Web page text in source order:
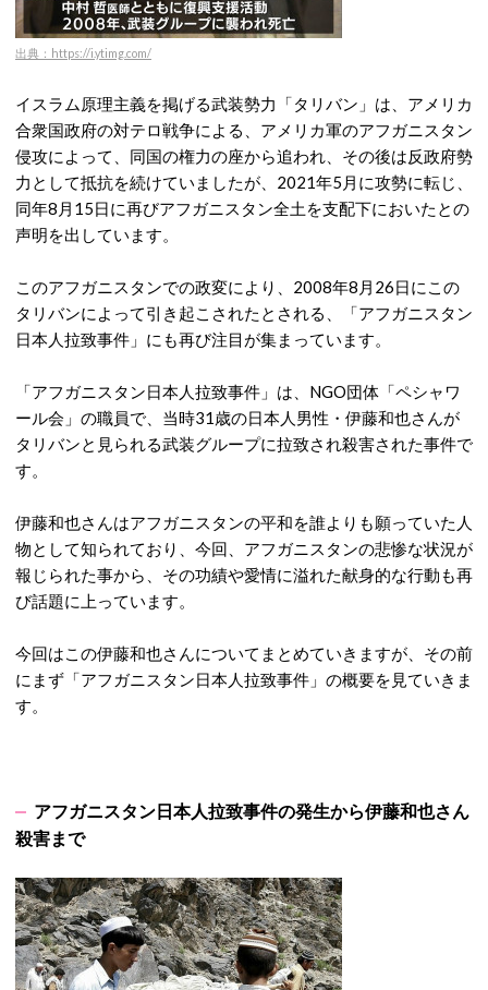
出典：https://i.ytimg.com/
イスラム原理主義を掲げる武装勢力「タリバン」は、アメリカ
合衆国政府の対テロ戦争による、アメリカ軍のアフガニスタン
侵攻によって、同国の権力の座から追われ、その後は反政府勢
力として抵抗を続けていましたが、2021年5月に攻勢に転じ、
同年8月15日に再びアフガニスタン全土を支配下においたとの
声明を出しています。
このアフガニスタンでの政変により、2008年8月26日にこの
タリバンによって引き起こされたとされる、「アフガニスタン
日本人拉致事件」にも再び注目が集まっています。
「アフガニスタン日本人拉致事件」は、NGO団体「ペシャワ
ール会」の職員で、当時31歳の日本人男性・伊藤和也さんが
タリバンと見られる武装グループに拉致され殺害された事件で
す。
伊藤和也さんはアフガニスタンの平和を誰よりも願っていた人
物として知られており、今回、アフガニスタンの悲惨な状況が
報じられた事から、その功績や愛情に溢れた献身的な行動も再
び話題に上っています。
今回はこの伊藤和也さんについてまとめていきますが、その前
にまず「アフガニスタン日本人拉致事件」の概要を見ていきま
す。
アフガニスタン日本人拉致事件の発生から伊藤和也さん
殺害まで